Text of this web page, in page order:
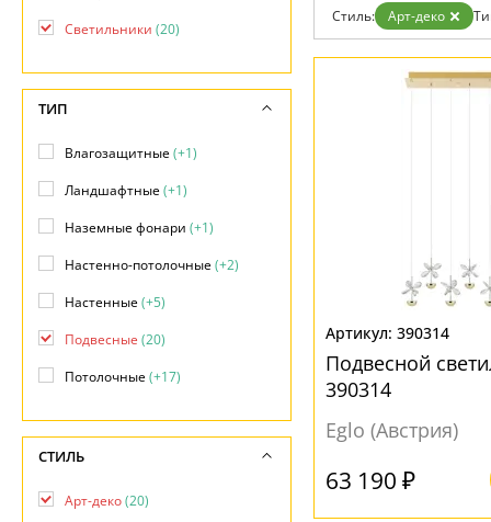
Доставка и оплата
Гарантия
Отзывы
Установка
Бренды
Контакты
Стиль: Арт-деко
390314
Подвесной
390314
Eglo (Австрия)
63 190 ₽
Светильники (20)
ТИП
Влагозащитные(+1)
Ландшафтные(+1)
Наземные фонари (+1)
Настенно-потолочные(+2)
Настенные(+5)
Подвесные (20)
Потолочные(+17)
СТИЛЬ
Арт-деко(20)